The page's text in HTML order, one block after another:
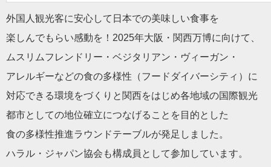
外国人観光客に安心して日本での美味しい食事を
楽しんでもらい感動を！2025年大阪・関西万博に向けて、
ムスリムフレンドリー・ベジタリアン・ヴィーガン・
アレルギーなどの食の多様性（フードダイバーシティ）に
対応できる環境をづくりと関西をはじめ各地域の国際観光
都市としての地位確立につなげることを目的とした
食の多様性推進ラウンドテーブルが発足しました。
ハラル・ジャパン協会も構成員として参加しています。